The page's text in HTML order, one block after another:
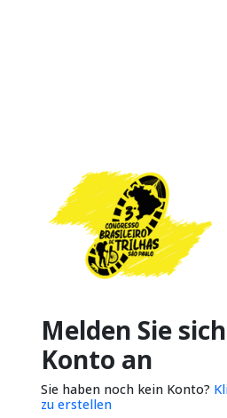
Melden Sie
Konto an
Sie haben noch kein Konto?
zu erstellen